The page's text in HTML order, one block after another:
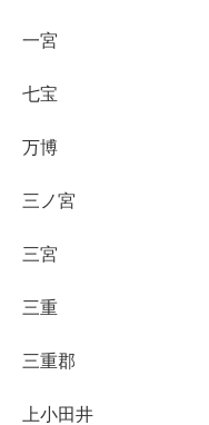
一宮
七宝
万博
三ノ宮
三宮
三重
三重郡
上小田井